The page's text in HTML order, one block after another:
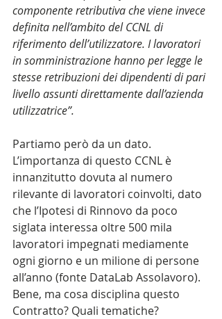
componente retributiva che viene invece
definita nell’ambito del CCNL di
riferimento dell’utilizzatore. I lavoratori
in somministrazione hanno per legge le
stesse retribuzioni dei dipendenti di pari
livello assunti direttamente dall’azienda
utilizzatrice”.
Partiamo però da un dato.
L’importanza di questo CCNL è
innanzitutto dovuta al numero
rilevante di lavoratori coinvolti, dato
che l’Ipotesi di Rinnovo da poco
siglata interessa oltre 500 mila
lavoratori impegnati mediamente
ogni giorno e un milione di persone
all’anno (fonte DataLab Assolavoro).
Bene, ma cosa disciplina questo
Contratto? Quali tematiche?